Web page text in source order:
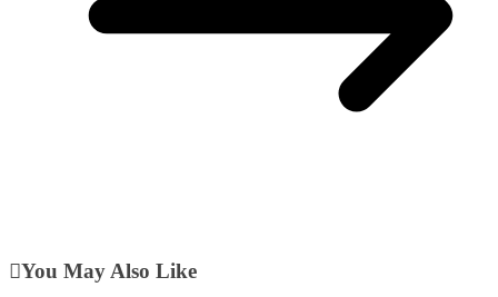
You May Also Like